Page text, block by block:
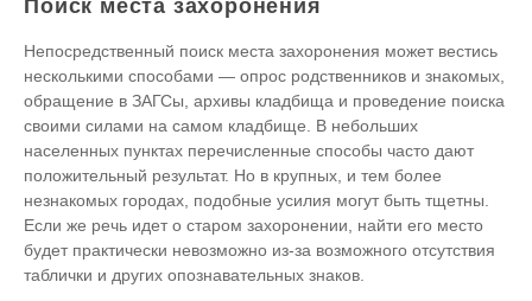
Поиск места захоронения
Непосредственный поиск места захоронения может вестись
несколькими способами — опрос родственников и знакомых,
обращение в ЗАГСы, архивы кладбища и проведение поиска
своими силами на самом кладбище. В небольших
населенных пунктах перечисленные способы часто дают
положительный результат. Но в крупных, и тем более
незнакомых городах, подобные усилия могут быть тщетны.
Если же речь идет о старом захоронении, найти его место
будет практически невозможно из-за возможного отсутствия
таблички и других опознавательных знаков.